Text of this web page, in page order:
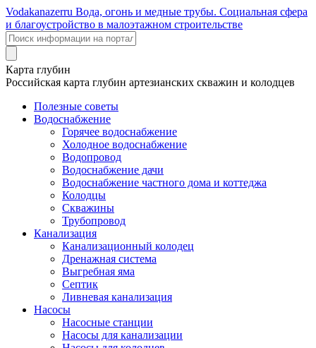
Vodakanazerru Вода, огонь и медные трубы. Социальная сфера
и благоустройство в малоэтажном строительстве
Карта глубин
Российская карта глубин артезианских скважин и колодцев
Полезные советы
Водоснабжение
Горячее водоснабжение
Холодное водоснабжение
Водопровод
Водоснабжение дачи
Водоснабжение частного дома и коттеджа
Колодцы
Скважины
Трубопровод
Канализация
Канализационный колодец
Дренажная система
Выгребная яма
Септик
Ливневая канализация
Насосы
Насосные станции
Насосы для канализации